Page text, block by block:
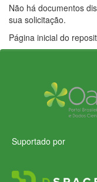
Não há documentos
sua solicitação.
Página inicial do
Suportado por